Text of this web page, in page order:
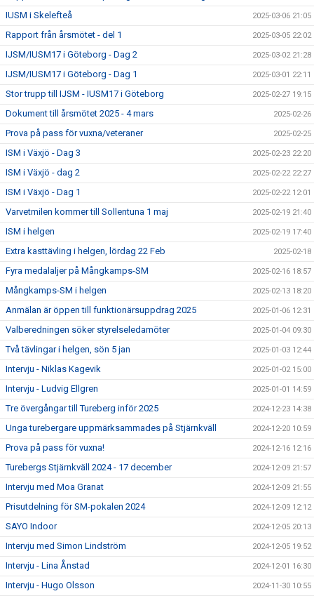
IUSM i Skelefteå 2025-03-06 21:05
Rapport från årsmötet - del 1 2025-03-05 22:02
IJSM/IUSM17 i Göteborg - Dag 2 2025-03-02 21:28
IJSM/IUSM17 i Göteborg - Dag 1 2025-03-01 22:11
Stor trupp till IJSM - IUSM17 i Göteborg 2025-02-27 19:15
Dokument till årsmötet 2025 - 4 mars 2025-02-26
Prova på pass för vuxna/veteraner 2025-02-25
ISM i Växjö - Dag 3 2025-02-23 22:20
ISM i Växjö - dag 2 2025-02-22 22:27
ISM i Växjö - Dag 1 2025-02-22 12:01
Varvetmilen kommer till Sollentuna 1 maj 2025-02-19 21:40
ISM i helgen 2025-02-19 17:40
Extra kasttävling i helgen, lördag 22 Feb 2025-02-18
Fyra medalaljer på Mångkamps-SM 2025-02-16 18:57
Mångkamps-SM i helgen 2025-02-13 18:20
Anmälan är öppen till funktionärsuppdrag 2025 2025-01-06 12:31
Valberedningen söker styrelseledamöter 2025-01-04 09:30
Två tävlingar i helgen, sön 5 jan 2025-01-03 12:44
Intervju - Niklas Kagevik 2025-01-02 15:00
Intervju - Ludvig Ellgren 2025-01-01 14:59
Tre övergångar till Tureberg inför 2025 2024-12-23 14:38
Unga turebergare uppmärksammades på Stjärnkväll 2024-12-20 10:59
Prova på pass för vuxna! 2024-12-16 12:16
Turebergs Stjärnkväll 2024 - 17 december 2024-12-09 21:57
Intervju med Moa Granat 2024-12-09 21:55
Prisutdelning för SM-pokalen 2024 2024-12-09 12:12
SAYO Indoor 2024-12-05 20:13
Intervju med Simon Lindström 2024-12-05 19:52
Intervju - Lina Ånstad 2024-12-01 16:30
Intervju - Hugo Olsson 2024-11-30 10:55